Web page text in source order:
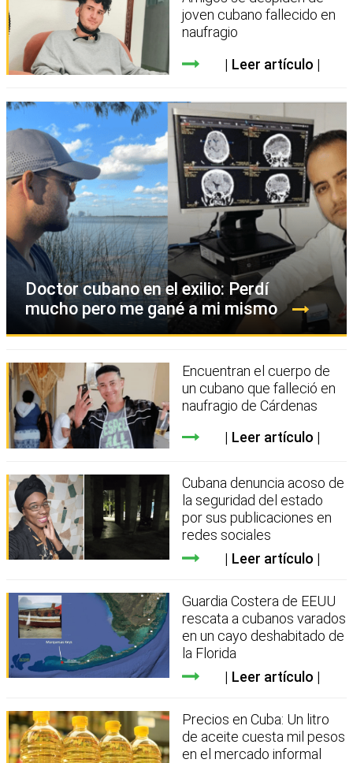
joven cubano fallecido en
naufragio
Leer artículo
Doctor cubano en el exilio: Perdí
mucho pero me gané a mi mismo
Encuentran el cuerpo de
un cubano que falleció en
naufragio de Cárdenas
Leer artículo
Cubana denuncia acoso de
la seguridad del estado
por sus publicaciones en
redes sociales
Leer artículo
Guardia Costera de EEUU
rescata a cubanos varados
en un cayo deshabitado de
la Florida
Leer artículo
Precios en Cuba: Un litro
de aceite cuesta mil pesos
en el mercado informal